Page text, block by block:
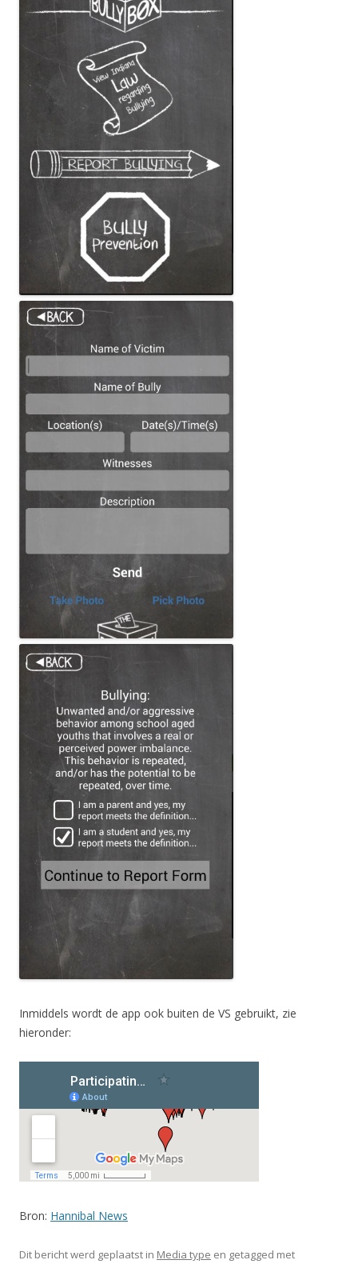
Inmiddels wordt de app ook buiten de VS gebruikt, zie
hieronder:
Bron: Hannibal News
Dit bericht werd geplaatst in Media type en getagged met